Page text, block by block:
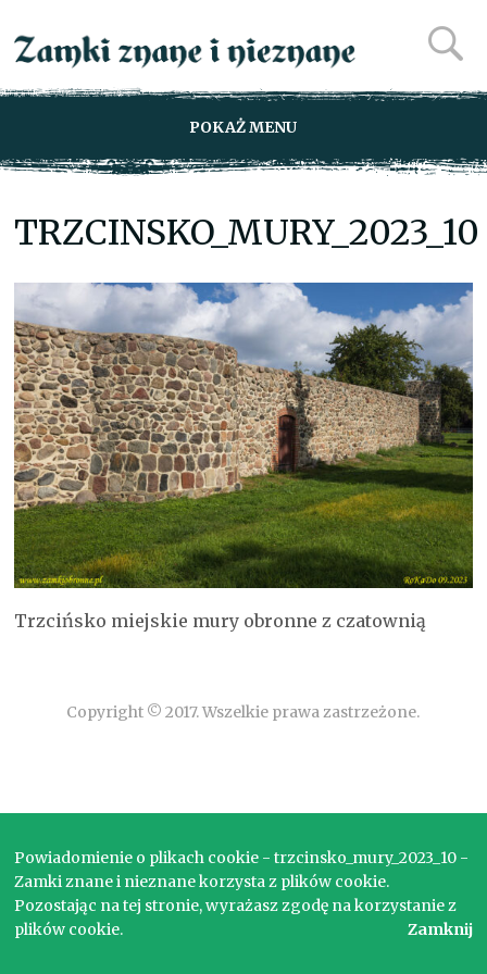
POKAŻ MENU
TRZCINSKO_MURY_2023_10
Trzcińsko miejskie mury obronne z czatownią
Copyright © 2017. Wszelkie prawa zastrzeżone.
Powiadomienie o plikach cookie - trzcinsko_mury_2023_10 -
Zamki znane i nieznane korzysta z plików cookie.
Pozostając na tej stronie, wyrażasz zgodę na korzystanie z
plików cookie.
Zamknij